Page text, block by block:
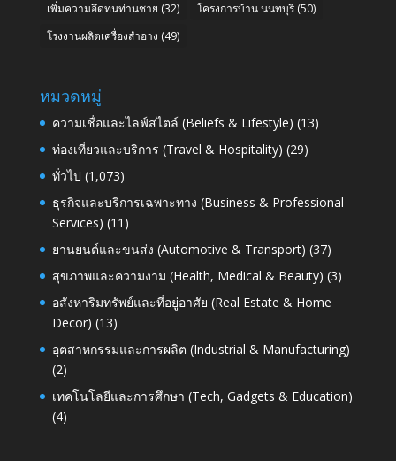
เพิ่มความอึดทนท่านชาย (32) โครงการบ้าน นนทบุรี(50)
โรงงานผลิตเครื่องสำอาง (49)
หมวดหมู่
ความเชื่อและไลฟ์สไตล์ (Beliefs & Lifestyle) (13)
ท่องเที่ยวและบริการ (Travel & Hospitality) (29)
ทั่วไป (1,073)
ธุรกิจและบริการเฉพาะทาง (Business & Professional
Services) (11)
ยานยนต์และขนส่ง (Automotive & Transport) (37)
สุขภาพและความงาม (Health, Medical & Beauty) (3)
อสังหาริมทรัพย์และที่อยู่อาศัย (Real Estate & Home
Decor) (13)
อุตสาหกรรมและการผลิต (Industrial & Manufacturing)
(2)
เทคโนโลยีและการศึกษา (Tech, Gadgets & Education)
(4)